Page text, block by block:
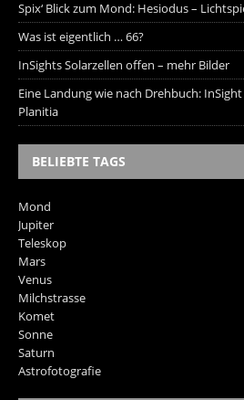
Spix‘ Blick zum Mond: Hesiodus –
Was ist eigentlich … 66?
InSights Solarzellen offen – mehr Bilder
Eine Landung wie nach Drehbuch:
Planitia
BELIEBTE TAGS
Mond
Jupiter
Teleskop
Mars
Venus
Milchstrasse
Komet
Sonne
Saturn
Astrofotografie